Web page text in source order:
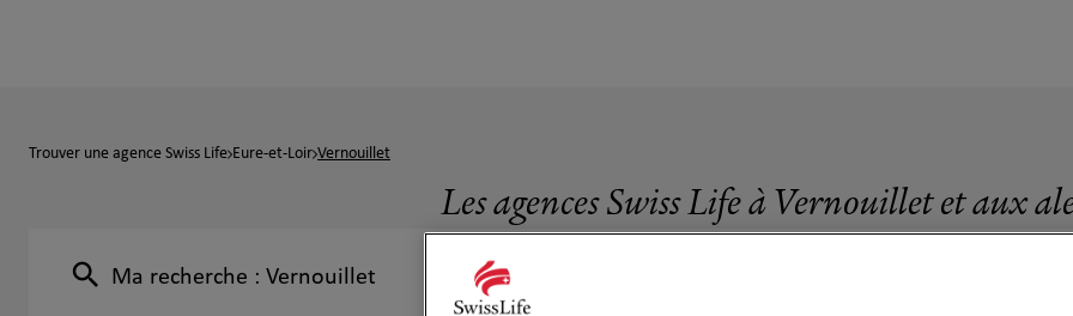
Trouver une agence Swiss Life Eure-et-Loir Vernouillet
Les agences Swiss Life à Vernouillet et aux
Ma recherche : Vernouillet